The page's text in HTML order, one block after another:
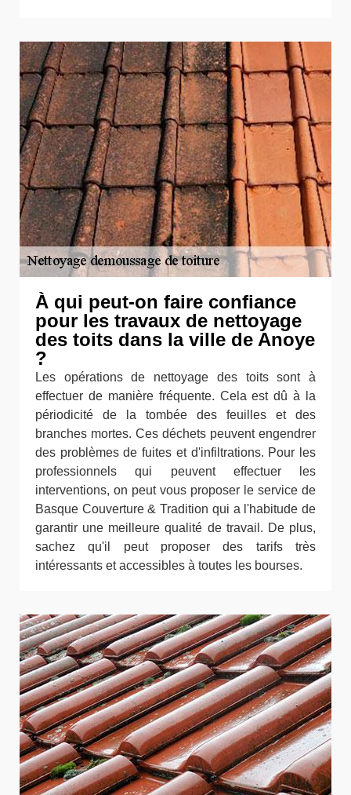
À qui peut-on faire confiance
pour les travaux de nettoyage
des toits dans la ville de Anoye
?
Les opérations de nettoyage des toits sont à
effectuer de manière fréquente. Cela est dû à la
périodicité de la tombée des feuilles et des
branches mortes. Ces déchets peuvent engendrer
des problèmes de fuites et d'infiltrations. Pour les
professionnels qui peuvent effectuer les
interventions, on peut vous proposer le service de
Basque Couverture & Tradition qui a l'habitude de
garantir une meilleure qualité de travail. De plus,
sachez qu'il peut proposer des tarifs très
intéressants et accessibles à toutes les bourses.